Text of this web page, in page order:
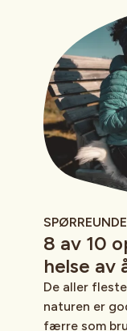
8 av 10
helse av
De aller
naturen er
færre som